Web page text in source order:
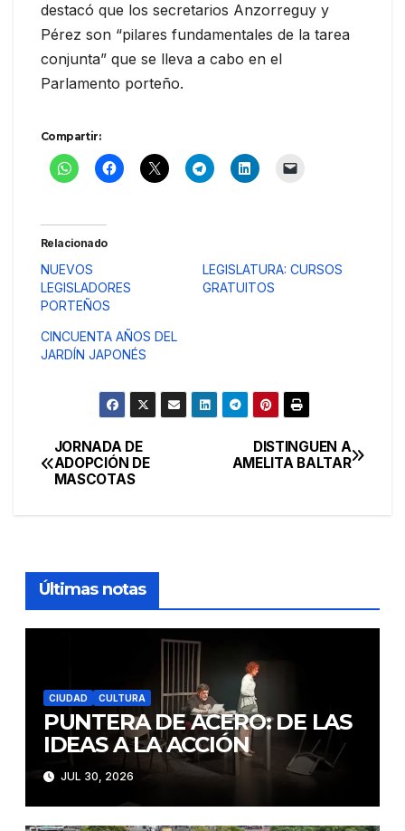
destacó que los secretarios Anzorreguy y
Pérez son “pilares fundamentales de la tarea
conjunta” que se lleva a cabo en el
Parlamento porteño.
Compartir:
Relacionado
NUEVOS
LEGISLADORES
PORTEÑOS
LEGISLATURA: CURSOS
GRATUITOS
CINCUENTA AÑOS DEL
JARDÍN JAPONÉS
Navegación
de
DISTINGUEN A
AMELITA BALTAR
JORNADA DE
ADOPCIÓN DE
MASCOTAS
Últimas notas
CIUDAD CULTURA
PUNTERA DE ACERO: DE LAS
IDEAS A LA ACCIÓN
JUL 30, 2026